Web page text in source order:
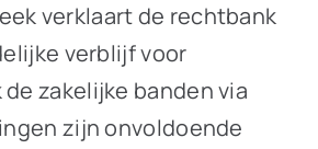
verklaart de rechtbank
verblijf voor
zakelijke banden via
zijn onvoldoende